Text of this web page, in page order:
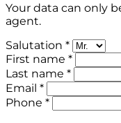
Your data can only
agent.
Salutation *
First name *
Last name *
Email *
Phone *